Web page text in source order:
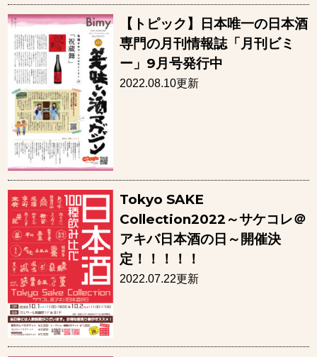
【トピック】日本唯一の日本酒
専門の月刊情報誌「月刊ビミ
ー」9月号発行中
2022.08.10更新
Tokyo SAKE
Collection2022～サケコレ＠
アキバ日本酒の日～開催決
定！！！！！
2022.07.22更新